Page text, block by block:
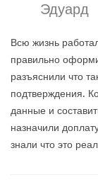
Эдуард
Всю жизнь
правильно
разъяснили что
подтверждения.
данные и
назначили
знали что это